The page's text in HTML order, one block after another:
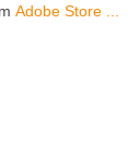
Adobe Store ...